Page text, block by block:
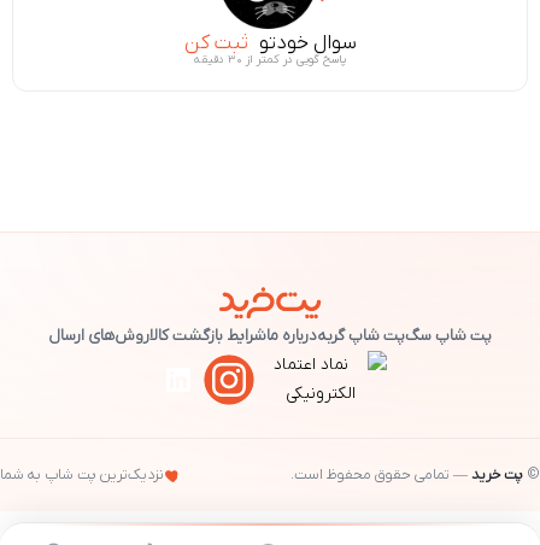
سوال خودتو ثبت کن
پاسخ گویی در کمتر از ۳۰ دقیقه
پت شاپ سگپت شاپ گربهدرباره ماشرایط بازگشت کالاروش‌های ارسال
© پت خرید— تمامی حقوق محفوظ است. نزدیک‌ترین پت شاپ به شما